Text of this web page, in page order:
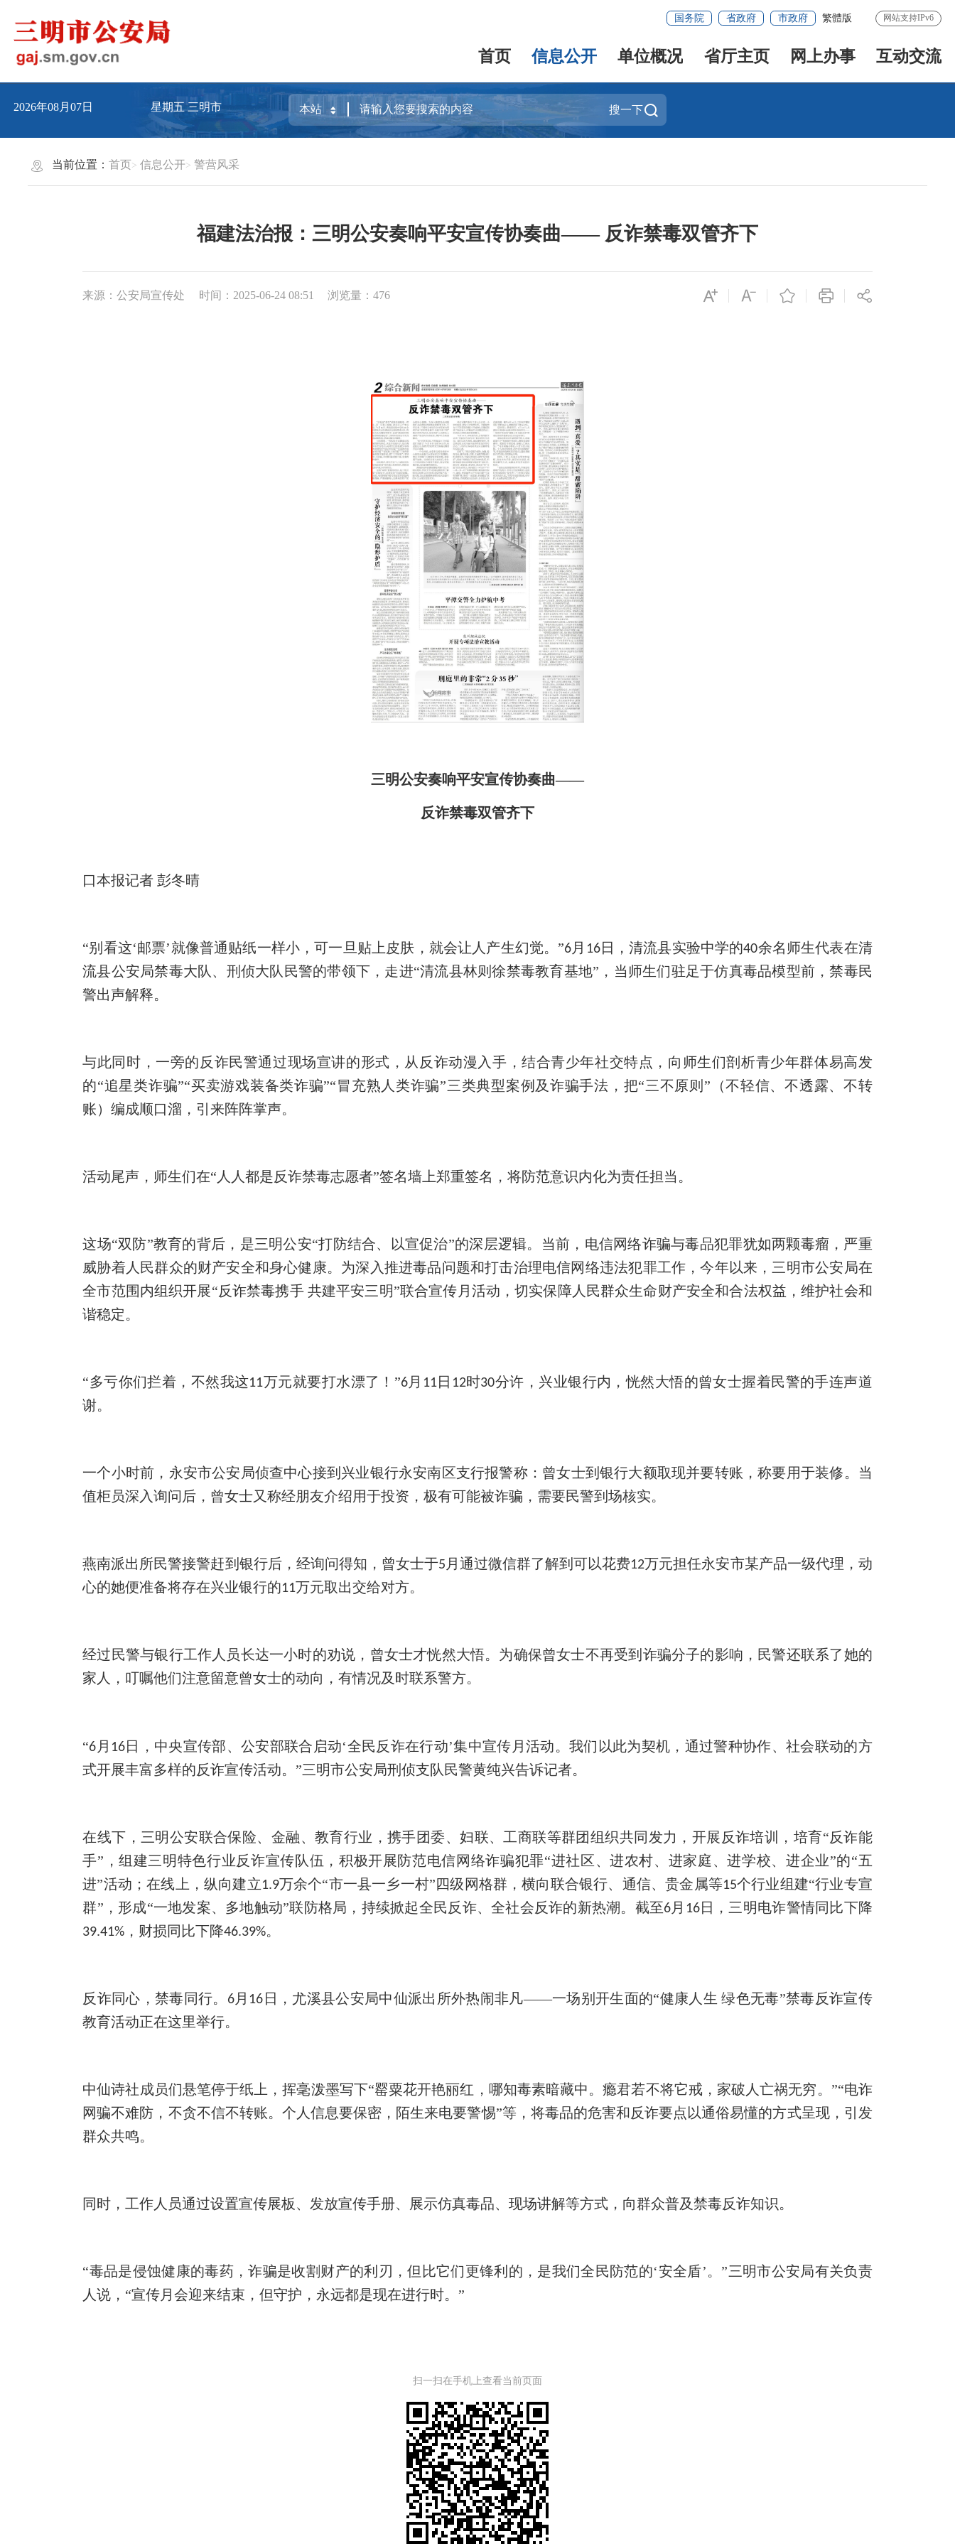
国务院 省政府 市政府 繁體版 网站支持IPv6
首页 信息公开 单位概况 省厅主页 网上办事 互动交流
2026年08月07日 星期五三明市 搜一下
当前位置：首页 信息公开 警营风采
福建法治报：三明公安奏响平安宣传协奏曲—— 反诈禁毒双管齐下
来源：公安局宣传处 时间：2025-06-24 08:51 浏览量：476
三明公安奏响平安宣传协奏曲——
反诈禁毒双管齐下
口本报记者 彭冬晴
“别看这‘邮票’就像普通贴纸一样小，可一 旦 贴上皮肤，就会让人产生幻觉。”6 月 16日，清流县实验中学的40余名师生代表在清
流县公安局禁毒大队、刑侦大队民警的带领下，走进“清流县林则徐禁毒教育基地”， 当师生们驻足于仿真毒品模型前，禁毒民
警出声解释。
与此同时，一旁的反诈民警通过现场宣讲的形式，从反诈动漫入手，结合青少年社交特点，向师生们剖析青少年群体易高发
的“追星类诈骗”“买卖游戏装备类诈骗”“冒充熟人类诈骗”三类典型案例及诈骗手法，把“三不原则”（不轻信、不透露、不转
账）编成顺口溜，引来阵阵掌声。
活动尾声，师生们在“ 人人都是反诈禁毒志愿者”签名墙上郑重签名，将防范意识内化为责任担当。
这场“双防”教育的背后，是三明公安“打防结合、以宣促治”的深层逻辑。当前，电信网络诈骗与毒品犯罪犹如两颗毒瘤，严重
威胁着人民群众的财产安全和身心健康。为深入推进毒品问题和打击治理电信网络违法犯罪工作，今年以来，三明市公安局在
全市范围内组织开展“反诈禁毒携手 共建平安三明”联合宣传月活动，切实保障人民群众生命财产安全和合法权益，维护社会和
谐稳定。
“多亏你们拦着，不然我这11万元就要打水漂了！ ”6月 11 日 12时30分许 ， 兴业银行内，恍然大悟的曾女士握着民警的手连声道
谢。
一个小时前，永安市公安局侦查中心接到兴业银行永安南区支行报警称：曾女士到银行大额取现并要转账 ，称要用于装修。当
值柜员深入询问后，曾女士又称经朋友介绍用于投资，极有可能被诈骗，需要民警到场核实。
燕南派出所民警接警赶到银行后，经询问得知，曾女士于5 月通过微信群了解到可以花费12万元担任永安市某产品一级代理，动
心的她便准备将存在兴业银行的11万元取出交给对方。
经过民警与银行工作人员长达一小时的劝说，曾女士才恍然大悟。为确保曾女士不再受到诈骗分子的影响，民警还联系了她的
家人，叮嘱他们注意留意曾女士的动向，有情况及时联系警方。
“6 月 16日，中央宣传部、公安部联合启动‘全民反诈在行动’集中宣传月活动。我们以此为契机 ， 通过警种协作、社会联动的方
式开展丰富多样的反诈宣传活动。”三明市公安局刑侦支队民警黄纯兴告诉记者。
在线下，三明公安联合保险、金融、教育行业 ，携手团委、妇联、工商联等群团组织共同发力，开展反诈培训，培育“反诈能
手”，组建三明特色行业反诈宣传队伍，积极开展防范电信网络诈骗犯罪“进社区、进农村、进家庭、进学校、进企业”的“五
进”活动 ； 在线上，纵向建立 1.9万余个“市一县一乡一村”四级网格群，横向联合银行、通信、贵金属等15个行业组建“行业专宣
群” ，形成“一地发案、多地触动”联防格局，持续掀起全民反诈、全社会反诈的新热潮。截至6 月 16日 ， 三明电诈警情同比下降
39.41% ，财损同比下降46.39%。
反诈同心，禁毒同行。 6月 16 日，尤溪县公安局中仙派出所外热闹非凡——一场别开生面的“健康人生 绿色无毒”禁毒反诈宣传
教育活动正在这里举行。
中仙诗社成员们悬笔停于纸上，挥毫泼墨写下“罂粟花开艳丽红，哪知毒素暗藏中。瘾君若不将它戒，家破人亡祸无穷。 ”“电诈
网骗不难防，不贪不信不转账。个人信息要保密，陌生来电要警惕”等，将毒品的危害和反诈要点以通俗易懂的方式呈现，引发
群众共鸣。
同时，工作人员通过设置宣传展板、发放宣传手册、展示仿真毒品、现场讲解等方式，向群众普及禁毒反诈知识。
“毒品是侵蚀健康的毒药，诈骗是收割财产的利刃，但比它们更锋利的，是我们全民防范的‘安全盾’。”三明市公安局有关负责
人说， “宣传月会迎来结束，但守护 ， 永远都是现在进行时。”
扫一扫在手机上查看当前页面